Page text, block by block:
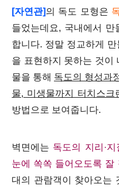
[자연관]의 독도 모형은
들었는데요, 국내에서
합니다. 정말 정교하게
을 표현하지 못하는 것이
물을 통해 독도의 형성과
물, 미생물까지 터치스크
방법으로 보여줍니다.
벽면에는 독도의 지리·
눈에 쏙쏙 들어오도록 잘
대의 관람객이 찾아오는